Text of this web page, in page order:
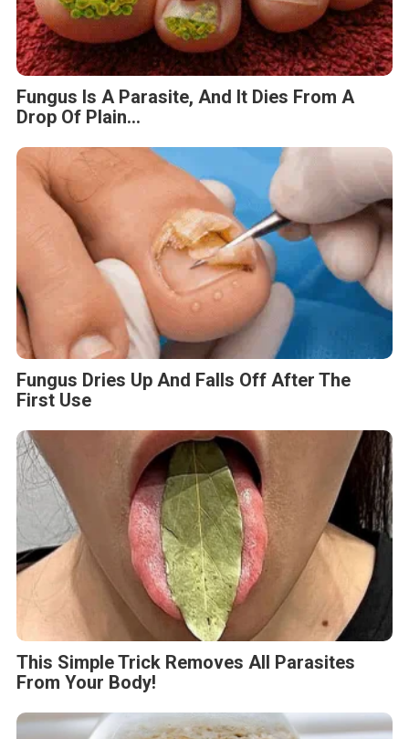
Fungus Is A Parasite, And It Dies From A
Drop Of Plain...
Fungus Dries Up And Falls Off After The
First Use
This Simple Trick Removes All Parasites
From Your Body!